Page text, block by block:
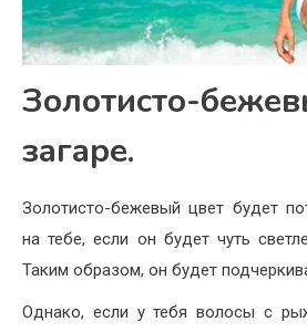
Золотисто-
загаре.
Золотисто-бежевый цвет будет
на тебе, если он будет чуть
Таким образом, он будет
Однако, если у тебя волосы с